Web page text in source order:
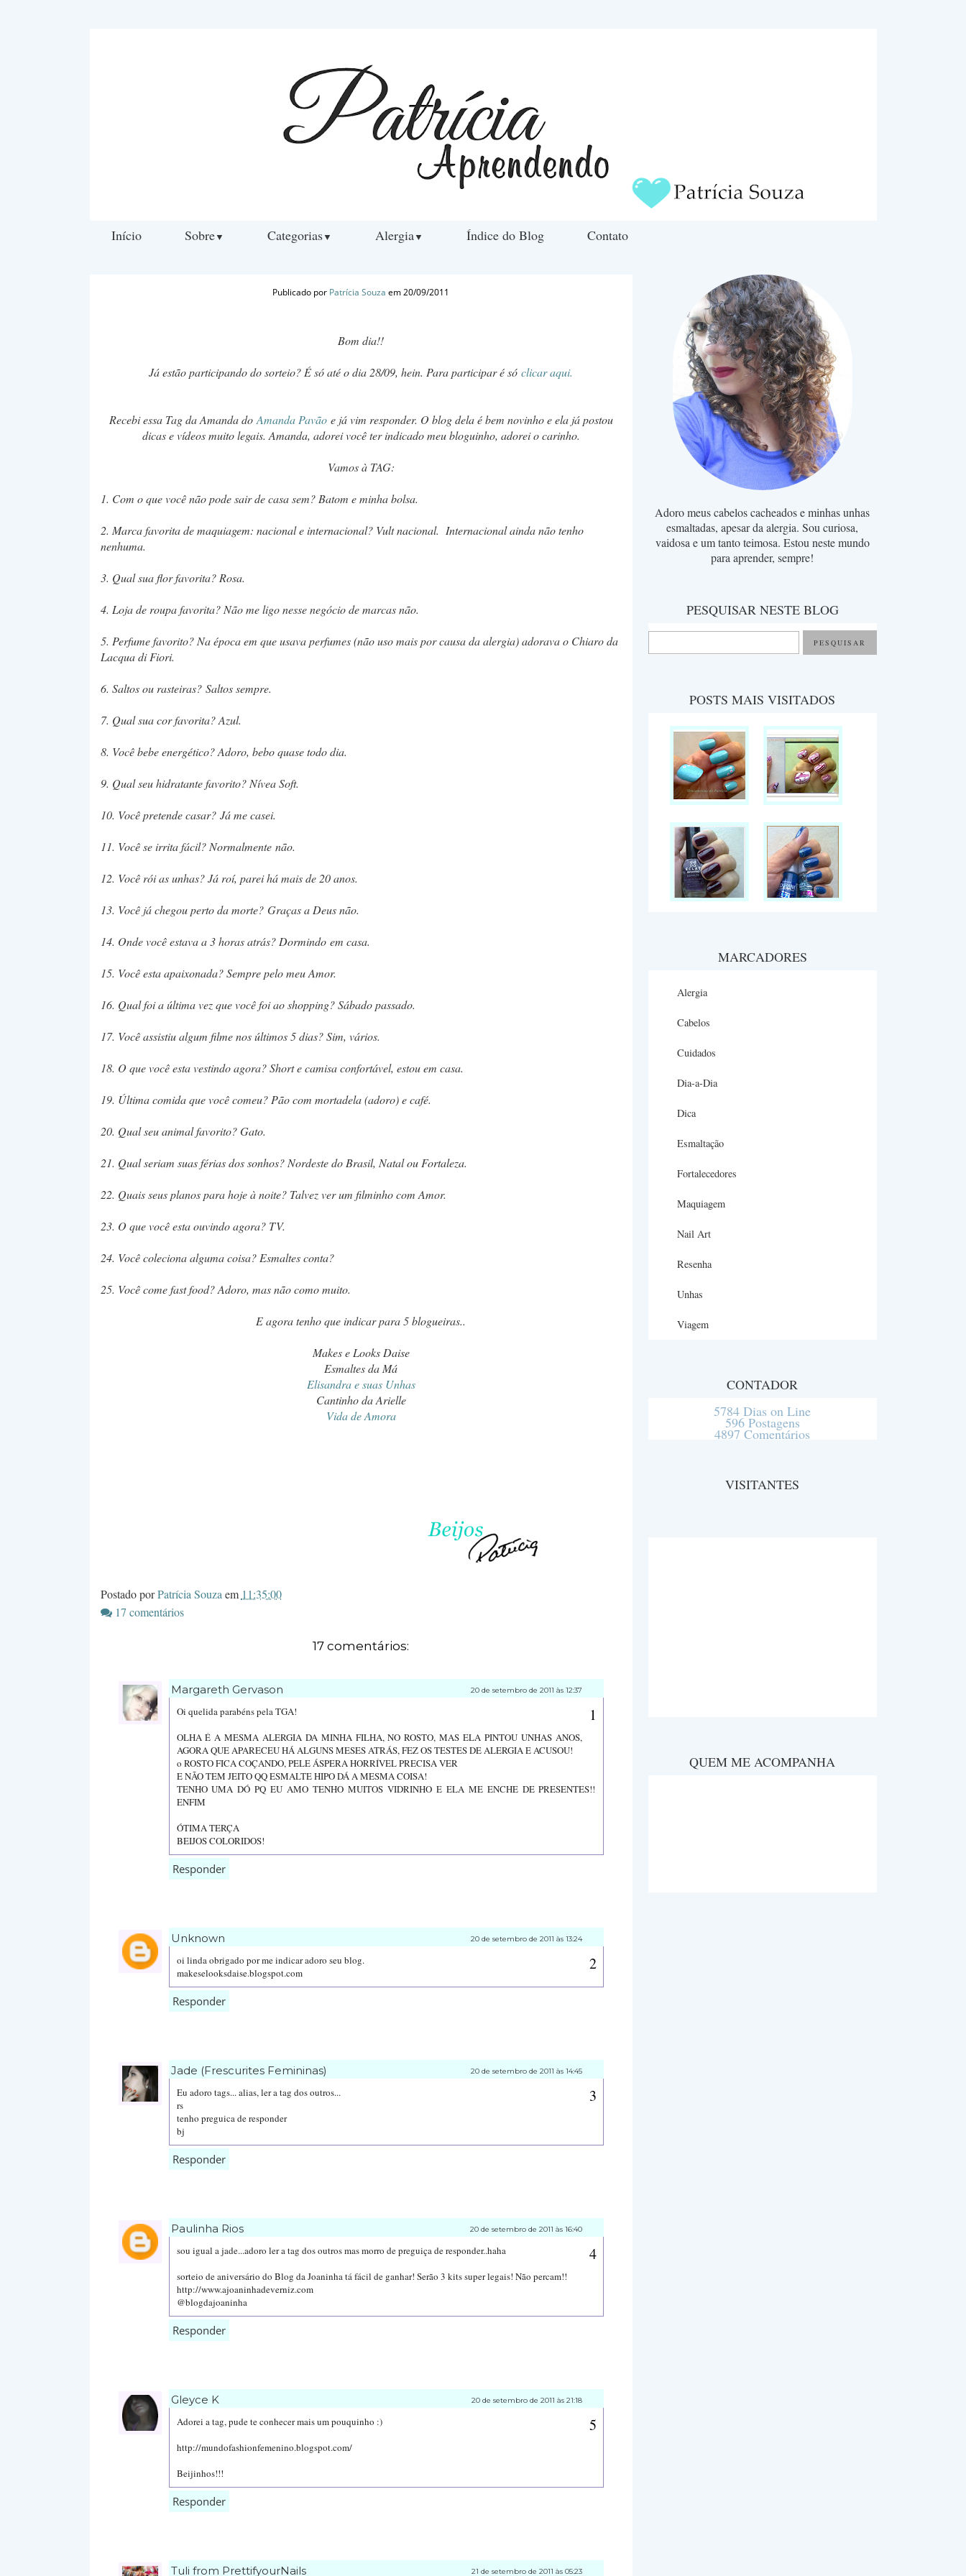
Início Sobre▼ Categorias▼ Alergia▼ Índice do Blog Contato
Publicado por Patrícia Souza em 20/09/2011
Bom dia!!
Já estão participando do sorteio? É só até o dia 28/09, hein. Para participar é só clicar aqui.
Recebi essa Tag da Amanda do Amanda Pavãoe já vim responder. O blog dela é bem novinho e ela já postou
dicas e vídeos muito legais. Amanda, adorei você ter indicado meu bloguinho, adorei o carinho.
Vamos à TAG:
1. Com o que você não pode sair de casa sem? Batom e minha bolsa.
2. Marca favorita de maquiagem: nacional e internacional? Vult nacional. Internacional ainda não tenho
nenhuma.
3. Qual sua flor favorita? Rosa.
4. Loja de roupa favorita? Não me ligo nesse negócio de marcas não.
5. Perfume favorito? Na época em que usava perfumes (não uso mais por causa da alergia) adorava o Chiaro da
Lacqua di Fiori.
6. Saltos ou rasteiras? Saltos sempre.
7. Qual sua cor favorita? Azul.
8. Você bebe energético? Adoro, bebo quase todo dia.
9. Qual seu hidratante favorito? Nívea Soft.
10. Você pretende casar? Já me casei.
11. Você se irrita fácil? Normalmente não.
12. Você rói as unhas? Já roí, parei há mais de 20 anos.
13. Você já chegou perto da morte? Graças a Deus não.
14. Onde você estava a 3 horas atrás? Dormindo em casa.
15. Você esta apaixonada? Sempre pelo meu Amor.
16. Qual foi a última vez que você foi ao shopping? Sábado passado.
17. Você assistiu algum filme nos últimos 5 dias? Sim, vários.
18. O que você esta vestindo agora? Short e camisa confortável, estou em casa.
19. Última comida que você comeu? Pão com mortadela (adoro) e café.
20. Qual seu animal favorito? Gato.
21. Qual seriam suas férias dos sonhos? Nordeste do Brasil, Natal ou Fortaleza.
22. Quais seus planos para hoje à noite? Talvez ver um filminho com Amor.
23. O que você esta ouvindo agora? TV.
24. Você coleciona alguma coisa? Esmaltes conta?
25. Você come fast food? Adoro, mas não como muito.
E agora tenho que indicar para 5 blogueiras..
Makes e Looks Daise
Esmaltes da Má
Elisandra e suas Unhas
Cantinho da Arielle
Vida de Amora
Postado porPatrícia Souza em 11:35:00
17 comentários
17 comentários:
Margareth Gervason 20 de setembro de 2011 às 12:37
Oi quelida parabéns pela TGA!
OLHA É A MESMA ALERGIA DA MINHA FILHA, NO ROSTO, MAS ELA PINTOU UNHAS ANOS,
AGORA QUE APARECEU HÁ ALGUNS MESES ATRÁS, FEZ OS TESTES DE ALERGIA E ACUSOU!
o ROSTO FICA COÇANDO, PELE ÁSPERA HORRÍVEL PRECISA VER
E NÃO TEM JEITO QQ ESMALTE HIPO DÁ A MESMA COISA!
TENHO UMA DÓ PQ EU AMO TENHO MUITOS VIDRINHO E ELA ME ENCHE DE PRESENTES!!
ENFIM
ÓTIMA TERÇA
BEIJOS COLORIDOS!
Responder
Unknown 20 de setembro de 2011 às 13:24
oi linda obrigado por me indicar adoro seu blog.
makeselooksdaise.blogspot.com
Responder
Jade (Frescurites Femininas) 20 de setembro de 2011 às 14:45
Eu adoro tags... alias, ler a tag dos outros...
rs
tenho preguica de responder
bj
Responder
Paulinha Rios 20 de setembro de 2011 às 16:40
sou igual a jade...adoro ler a tag dos outros mas morro de preguiça de responder..haha
sorteio de aniversário do Blog da Joaninha tá fácil de ganhar! Serão 3 kits super legais! Não percam!!
http://www.ajoaninhadeverniz.com
@blogdajoaninha
Responder
Gleyce K 20 de setembro de 2011 às 21:18
Adorei a tag, pude te conhecer mais um pouquinho :)
http://mundofashionfemenino.blogspot.com/
Beijinhos!!!
Responder
Tuli from PrettifyourNails 21 de setembro de 2011 às 05:23
Adoro meus cabelos cacheados e minhas unhas
esmaltadas, apesar da alergia. Sou curiosa,
vaidosa e um tanto teimosa. Estou neste mundo
para aprender, sempre!
PESQUISAR NESTE BLOG
POSTS MAIS VISITADOS
MARCADORES
Alergia
Cabelos
Cuidados
Dia-a-Dia
Dica
Esmaltação
Fortalecedores
Maquiagem
Nail Art
Resenha
Unhas
Viagem
CONTADOR
5784 Dias on Line
596 Postagens
4897 Comentários
VISITANTES
QUEM ME ACOMPANHA